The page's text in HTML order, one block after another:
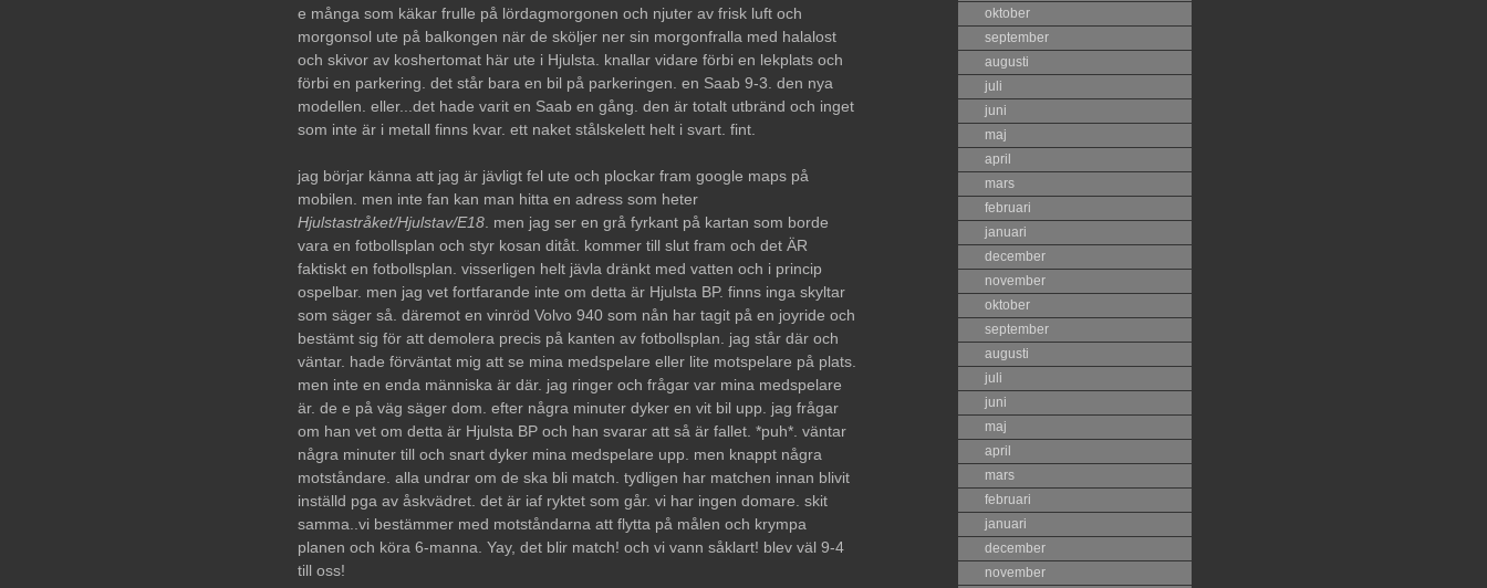
e många som käkar frulle på lördagmorgonen och njuter av frisk luft och
morgonsol ute på balkongen när de sköljer ner sin morgonfralla med halalost
och skivor av koshertomat här ute i Hjulsta. knallar vidare förbi en lekplats och
förbi en parkering. det står bara en bil på parkeringen. en Saab 9-3. den nya
modellen. eller...det hade varit en Saab en gång. den är totalt utbränd och inget
som inte är i metall finns kvar. ett naket stålskelett helt i svart. fint.
jag börjar känna att jag är jävligt fel ute och plockar fram google maps på
mobilen. men inte fan kan man hitta en adress som heter
Hjulstastråket/Hjulstav/E18. men jag ser en grå fyrkant på kartan som borde
vara en fotbollsplan och styr kosan ditåt. kommer till slut fram och det ÄR
faktiskt en fotbollsplan. visserligen helt jävla dränkt med vatten och i princip
ospelbar. men jag vet fortfarande inte om detta är Hjulsta BP. finns inga skyltar
som säger så. däremot en vinröd Volvo 940 som nån har tagit på en joyride och
bestämt sig för att demolera precis på kanten av fotbollsplan. jag står där och
väntar. hade förväntat mig att se mina medspelare eller lite motspelare på plats.
men inte en enda människa är där. jag ringer och frågar var mina medspelare
är. de e på väg säger dom. efter några minuter dyker en vit bil upp. jag frågar
om han vet om detta är Hjulsta BP och han svarar att så är fallet. *puh*. väntar
några minuter till och snart dyker mina medspelare upp. men knappt några
motståndare. alla undrar om de ska bli match. tydligen har matchen innan blivit
inställd pga av åskvädret. det är iaf ryktet som går. vi har ingen domare. skit
samma..vi bestämmer med motståndarna att flytta på målen och krympa
planen och köra 6-manna. Yay, det blir match! och vi vann såklart! blev väl 9-4
till oss!
oktober
september
augusti
juli
juni
maj
april
mars
februari
januari
december
november
oktober
september
augusti
juli
juni
maj
april
mars
februari
januari
december
november